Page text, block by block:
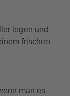
legen und
frischen
man es